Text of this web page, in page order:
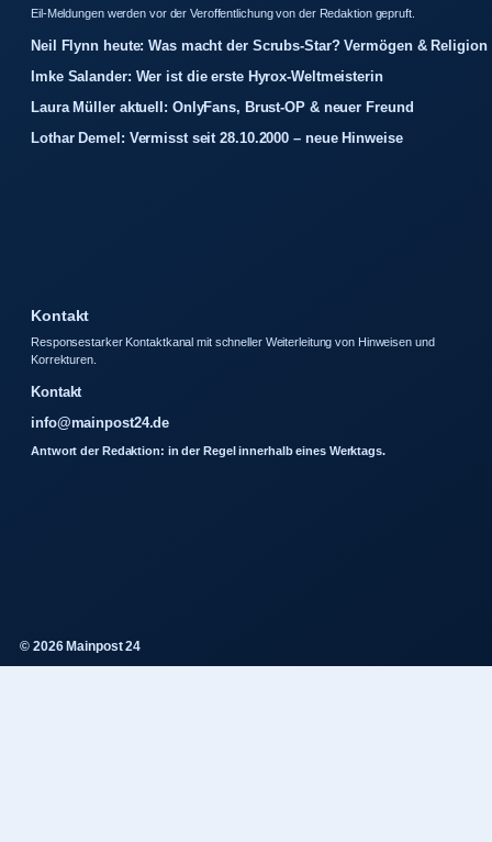
Eil-Meldungen werden vor der Veroffentlichung von der Redaktion gepruft.
Neil Flynn heute: Was macht der Scrubs-Star? Vermögen & Religion
Imke Salander: Wer ist die erste Hyrox-Weltmeisterin
Laura Müller aktuell: OnlyFans, Brust-OP & neuer Freund
Lothar Demel: Vermisst seit 28.10.2000 – neue Hinweise
Kontakt
Responsestarker Kontaktkanal mit schneller Weiterleitung von Hinweisen und
Korrekturen.
Kontakt
info@mainpost24.de
Antwort der Redaktion: in der Regel innerhalb eines Werktags.
© 2026 Mainpost 24